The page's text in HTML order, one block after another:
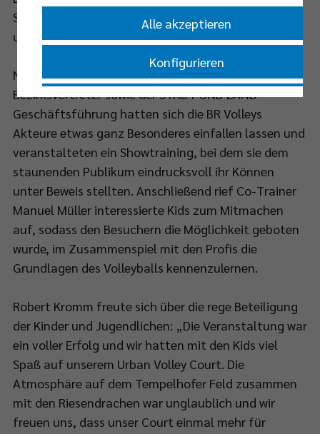
Skeptiker begeistert vom gemeinsamen Pritschen
und Baggern.
Nach der Begrüßung durch Senats- und
Bezirksvertreter sowie der STADT UND LAND
Geschäftsführung hatten sich die BR Volleys
Akteure etwas ganz Besonderes einfallen lassen und
veranstalteten ein Showtraining, bei dem sie dem
staunenden Publikum eindrucksvoll ihr Können
unter Beweis stellten. Anschließend rief Co-Trainer
Manuel Müller interessierte Kids zum Mitmachen
auf, sodass den Besuchern die Möglichkeit geboten
wurde, im Zusammenspiel mit den Profis die
Grundlagen des Volleyballs kennenzulernen.
Robert Kromm freute sich über die rege Beteiligung
der Kinder und Jugendlichen: „Die Veranstaltung war
ein voller Erfolg und wir hatten mit den Kids viel
Spaß auf unserem Urban Volley Court. Die
Atmosphäre auf dem Tempelhofer Feld zusammen
mit den Riesendrachen war unglaublich und wir
freuen uns, dass unser Court einmal mehr für
Alle akzeptieren
Konfigurieren
Nur essenzielle Cookies akzeptieren
Impressum | Datenschutzerklärung